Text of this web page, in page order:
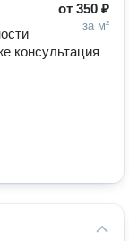
от 350 ₽
за м²
консультация